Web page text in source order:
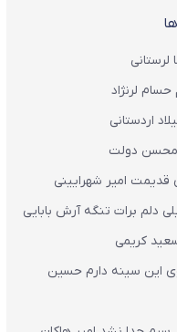
لرنژاد
اردستانی
محسن دولت
امیر شهرایینی
دلم برات تنگه آرش بابایی
این سینه دارم حسین